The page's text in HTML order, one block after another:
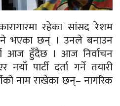
रहेका सांसद रेशम
भएका छन् । उनले बनाउन
आज हुँदैछ । आज निर्वाचन
पार्टी दर्ता गर्ने तयारी
नाम राखेका छन्– नागरिक